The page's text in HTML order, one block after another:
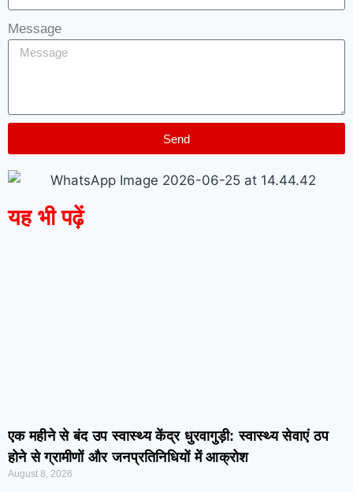
Message
Send
यह भी पढ़ें
एक महीने से बंद उप स्वास्थ्य केंद्र धुरवागुड़ी: स्वास्थ्य सेवाएं ठप
होने से ग्रामीणों और जनप्रतिनिधियों में आक्रोश
August 8, 2026